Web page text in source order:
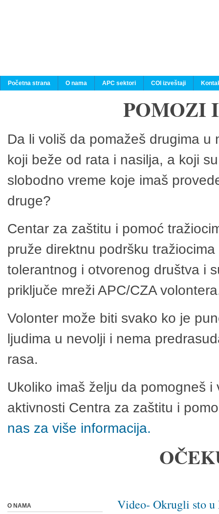
Početna strana O nama APC sektori COI izveštaji
POMOZI
Da li voliš da pomažeš drugima
koji beže od rata i nasilja, a koji
slobodno vreme koje imaš
druge?
Centar za zaštitu i pomoć
pruže direktnu podršku
tolerantnog i otvorenog društva i
priključe mreži APC/CZA
Volonter može biti svako ko je
ljudima u nevolji i nema
rasa.
Ukoliko imaš želju da pomogneš
aktivnosti Centra za zaštitu i
nas za više informacija.
Video- Okrugli sto u
O NAMA